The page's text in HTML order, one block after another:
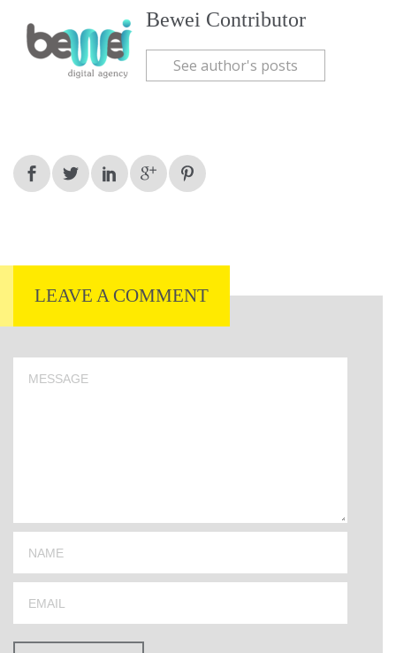
Bewei Contributor
See author's posts
LEAVE A COMMENT